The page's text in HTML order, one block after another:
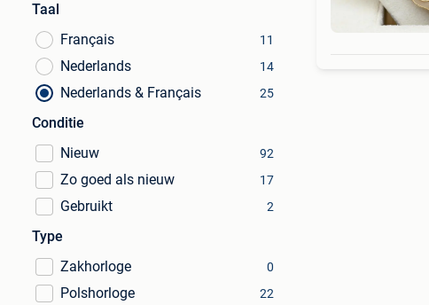
Taal
Français
11
Nederlands 14
Nederlands & Français 25
Conditie
Nieuw
92
Zo goed als nieuw 17
Gebruikt 2
Type
Zakhorloge
0
Polshorloge 22